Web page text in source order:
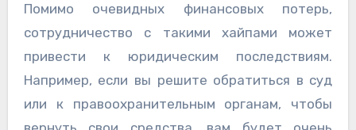
Помимо очевидных финансовых потерь,
сотрудничество с такими хайпами может
привести к юридическим последствиям.
Например, если вы решите обратиться в суд
или к правоохранительным органам, чтобы